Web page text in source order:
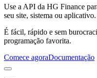
Use a API da HG Finance
seu site, sistema ou aplicativo.
É fácil, rápido e sem
programação favorita.
Comece agoraDocumentação